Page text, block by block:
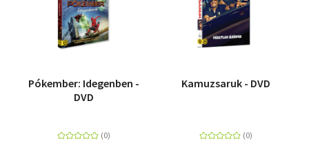
Pókember: Idegenben -
DVD
Kamuzsaruk - DVD